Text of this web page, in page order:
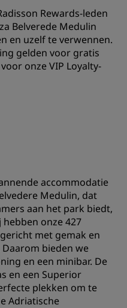
Rewards-leden
Belverede Medulin
en uzelf te verwennen.
gelden voor gratis
onze VIP Loyalty-
accommodatie
Medulin, dat
aan het park biedt,
onze 427
met gemak en
bieden we
en een minibar. De
en een Superior
plekken om te
Adriatische